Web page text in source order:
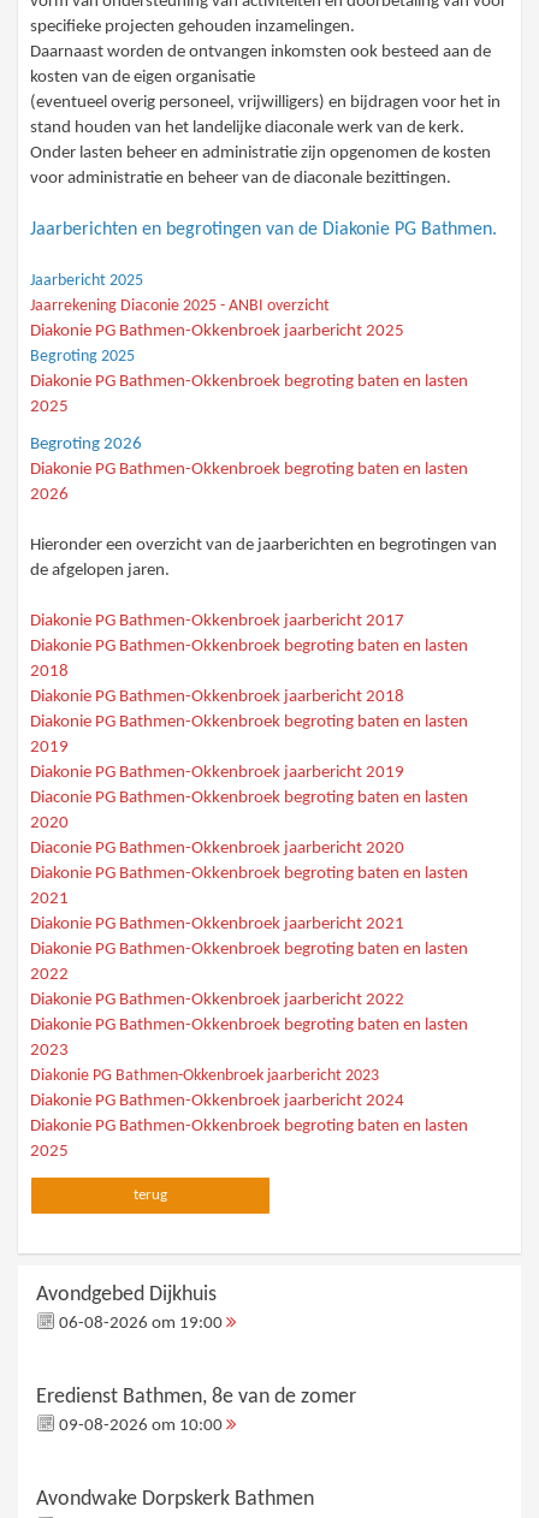
specifieke projecten gehouden inzamelingen.
Daarnaast worden de ontvangen inkomsten ook besteed aan de
kosten van de eigen organisatie
(eventueel overig personeel, vrijwilligers) en bijdragen voor het in
stand houden van het landelijke diaconale werk van de kerk.
Onder lasten beheer en administratie zijn opgenomen de kosten
voor administratie en beheer van de diaconale bezittingen.
Jaarberichten en begrotingen van de Diakonie PG Bathmen.
Jaarbericht 2025
Jaarrekening Diaconie 2025 - ANBI overzicht
Diakonie PG Bathmen-Okkenbroek jaarbericht 2025
Begroting 2025
Diakonie PG Bathmen-Okkenbroek begroting baten en lasten
2025
Begroting 2026
Diakonie PG Bathmen-Okkenbroek begroting baten en lasten
2026
Hieronder een overzicht van de jaarberichten en begrotingen van
de afgelopen jaren.
Diakonie PG Bathmen-Okkenbroek jaarbericht 2017
Diakonie PG Bathmen-Okkenbroek begroting baten en lasten
2018
Diakonie PG Bathmen-Okkenbroek jaarbericht 2018
Diakonie PG Bathmen-Okkenbroek begroting baten en lasten
2019
Diakonie PG Bathmen-Okkenbroek jaarbericht 2019
Diaconie PG Bathmen-Okkenbroek begroting baten en lasten
2020
Diaconie PG Bathmen-Okkenbroek jaarbericht 2020
Diakonie PG Bathmen-Okkenbroek begroting baten en lasten
2021
Diakonie PG Bathmen-Okkenbroek jaarbericht 2021
Diakonie PG Bathmen-Okkenbroek begroting baten en lasten
2022
Diakonie PG Bathmen-Okkenbroek jaarbericht 2022
Diakonie PG Bathmen-Okkenbroek begroting baten en lasten
2023
Diakonie PG Bathmen-Okkenbroek jaarbericht 2023
Diakonie PG Bathmen-Okkenbroek jaarbericht 2024
Diakonie PG Bathmen-Okkenbroek begroting baten en lasten
2025
terug
Avondgebed Dijkhuis
06-08-2026 om 19:00
Eredienst Bathmen, 8e van de zomer
09-08-2026 om 10:00
Avondwake Dorpskerk Bathmen